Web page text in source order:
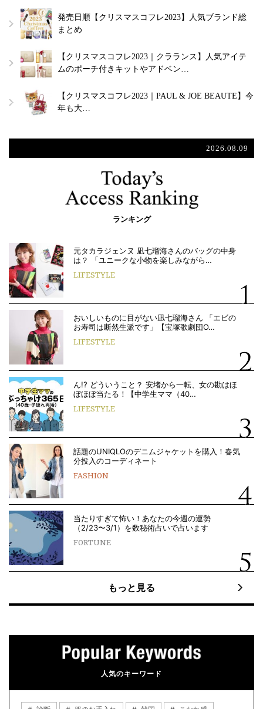
発売日順【クリスマスコフレ2023】人気ブランド総
まとめ
【クリスマスコフレ2023｜クラランス】人気アイテ
ムのポーチ付きキットやアドベン…
【クリスマスコフレ2023｜PAUL & JOE BEAUTE】今
年も大…
2026.08.09
ランキング
元タカラジェンヌ 凪七瑠海さんのバッグの中身
は？ 「ユニークな小物を楽しみながら…
LIFESTYLE
おいしいものに目がない凪七瑠海さん 「エビの
お寿司は断然生派です」【宝塚歌劇団O…
LIFESTYLE
ん!? どういうこと？ 安堵から一転、女の勘はほ
ぼほぼ当たる！【中学生ママ（40…
LIFESTYLE
話題のUNIQLOのデニムジャケットを購入！春気
分投入のコーディネート
FASHION
当たりすぎて怖い！あなたの今週の運勢
（2/23〜3/1）を数秘術占いで占います
FORTUNE
もっと見る
人気のキーワード